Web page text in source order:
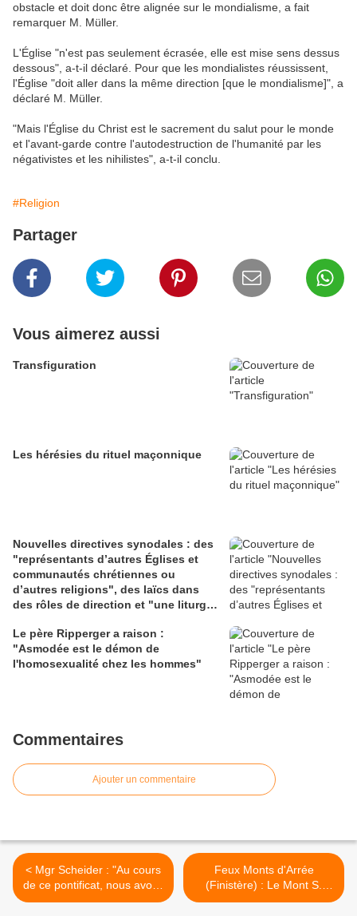
obstacle et doit donc être alignée sur le mondialisme, a fait
remarquer M. Müller.
L'Église "n'est pas seulement écrasée, elle est mise sens dessus
dessous", a-t-il déclaré. Pour que les mondialistes réussissent,
l'Église "doit aller dans la même direction [que le mondialisme]", a
déclaré M. Müller.
"Mais l'Église du Christ est le sacrement du salut pour le monde
et l'avant-garde contre l'autodestruction de l'humanité par les
négativistes et les nihilistes", a-t-il conclu.
#Religion
Partager
Vous aimerez aussi
Transfiguration
Les hérésies du rituel maçonnique
Nouvelles directives synodales : des
"représentants d’autres Églises et
communautés chrétiennes ou
d’autres religions", des laïcs dans
des rôles de direction et "une liturgie
Le père Ripperger a raison :
"Asmodée est le démon de
l'homosexualité chez les hommes"
Commentaires
Ajouter un commentaire
< Mgr Scheider : "Au cours
de ce pontificat, nous avons
eu plusieurs actes qui ne
Feux Monts d'Arrée
(Finistère) : Le Mont S.
Michel épargné par les